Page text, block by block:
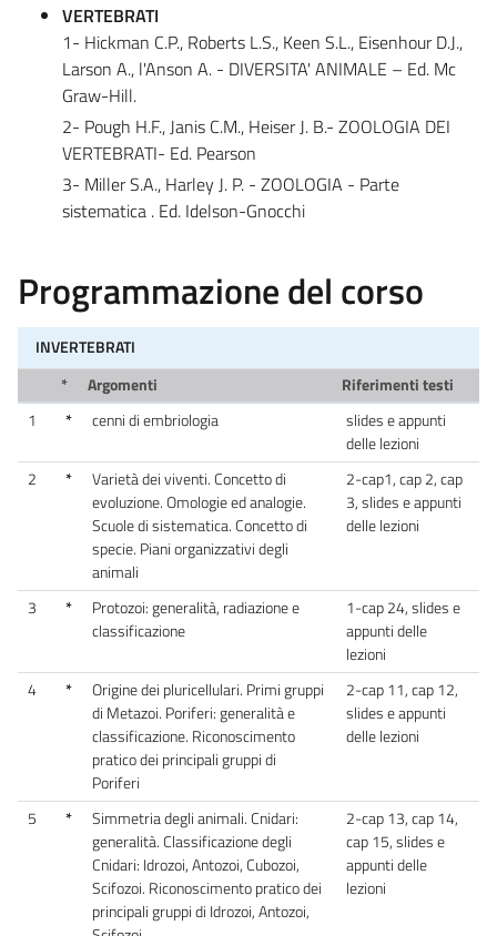
VERTEBRATI
1- Hickman C.P., Roberts L.S., Keen S.L., Eisenhour D.J.,
Larson A., l'Anson A. - DIVERSITA' ANIMALE – Ed. Mc
Graw-Hill.
2- Pough H.F., Janis C.M., Heiser J. B.- ZOOLOGIA DEI
VERTEBRATI- Ed. Pearson
3- Miller S.A., Harley J. P. - ZOOLOGIA - Parte
sistematica . Ed. Idelson-Gnocchi
Programmazione del corso
INVERTEBRATI
*
Argomenti
Riferimenti testi
1
* cenni di embriologia
slides e appunti
delle lezioni
2
*
Varietà dei viventi. Concetto di
evoluzione. Omologie ed analogie.
Scuole di sistematica. Concetto di
specie. Piani organizzativi degli
animali
2-cap1, cap 2, cap
3, slides e appunti
delle lezioni
3 *
Protozoi: generalità, radiazione e
classificazione
1-cap 24, slides e
appunti delle
lezioni
4
*
Origine dei pluricellulari. Primi gruppi
di Metazoi. Poriferi: generalità e
classificazione. Riconoscimento
pratico dei principali gruppi di
Poriferi
2-cap 11, cap 12,
slides e appunti
delle lezioni
5 *
Simmetria degli animali. Cnidari:
generalità. Classificazione degli
Cnidari: Idrozoi, Antozoi, Cubozoi,
Scifozoi. Riconoscimento pratico dei
principali gruppi di Idrozoi, Antozoi,
2-cap 13, cap 14,
cap 15, slides e
appunti delle
lezioni